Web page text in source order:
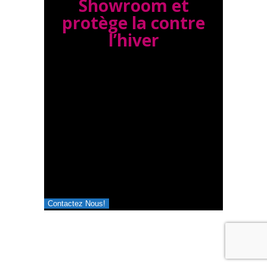
Showroom et
protège la contre
l’hiver
Contactez Nous!